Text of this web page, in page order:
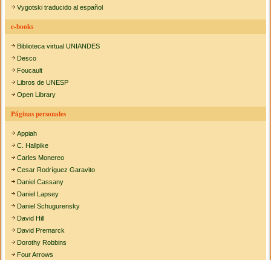
Vygotski traducido al español
e-books
Biblioteca virtual UNIANDES
Desco
Foucault
Libros de UNESP
Open Library
Páginas personales
Appiah
C. Hallpike
Carles Monereo
Cesar Rodríguez Garavito
Daniel Cassany
Daniel Lapsey
Daniel Schugurensky
David Hill
David Premarck
Dorothy Robbins
Four Arrows